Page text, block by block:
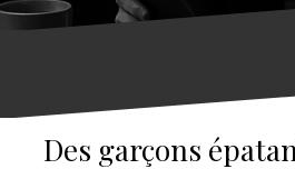
Des garçons